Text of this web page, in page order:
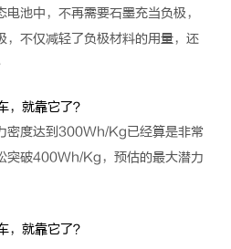
电池中，不再需要石墨充当负极，
，不仅减轻了负极材料的用量，还
密度达到300Wh/Kg已经算是非常
突破400Wh/Kg，预估的最大潜力